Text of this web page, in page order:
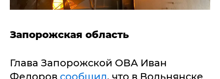
Запорожская область
Глава Запорожской ОВА Иван
Федоров сообщил, что в Вольнянске